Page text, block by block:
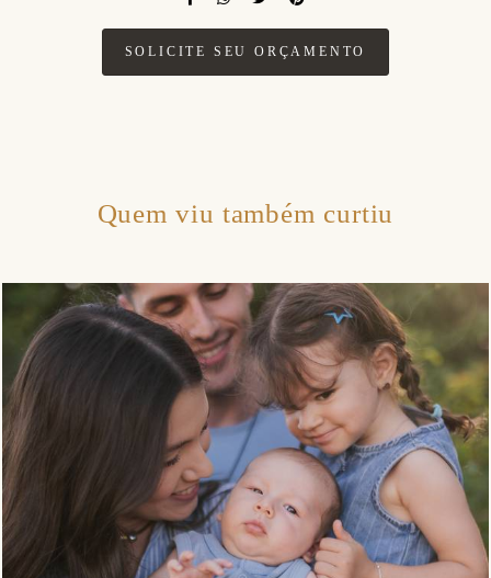
SOLICITE SEU ORÇAMENTO
Quem viu também curtiu